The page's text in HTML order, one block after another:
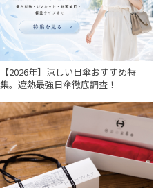
【2026年】涼しい日傘おすすめ特
集。遮熱最強日傘徹底調査！